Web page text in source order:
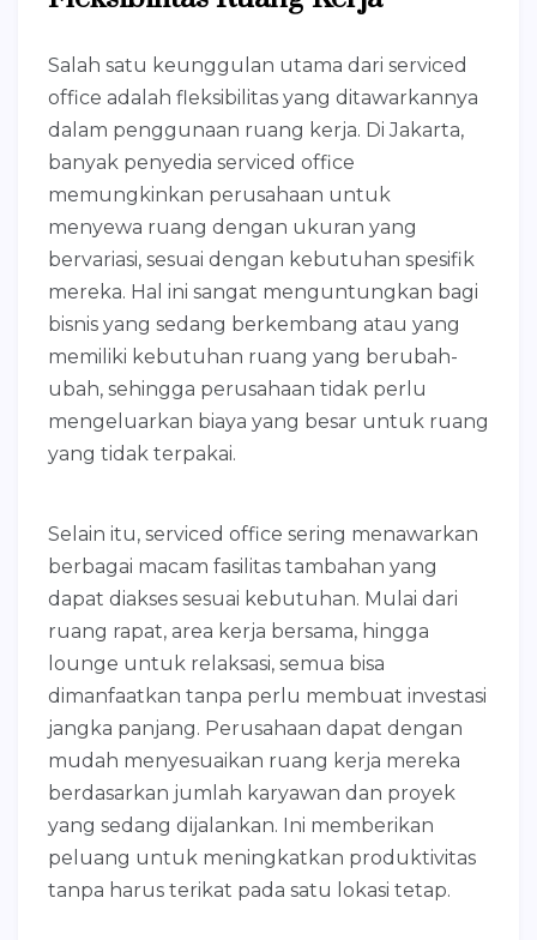
Salah satu keunggulan utama dari serviced
office adalah fleksibilitas yang ditawarkannya
dalam penggunaan ruang kerja. Di Jakarta,
banyak penyedia serviced office
memungkinkan perusahaan untuk
menyewa ruang dengan ukuran yang
bervariasi, sesuai dengan kebutuhan spesifik
mereka. Hal ini sangat menguntungkan bagi
bisnis yang sedang berkembang atau yang
memiliki kebutuhan ruang yang berubah-
ubah, sehingga perusahaan tidak perlu
mengeluarkan biaya yang besar untuk ruang
yang tidak terpakai.
Selain itu, serviced office sering menawarkan
berbagai macam fasilitas tambahan yang
dapat diakses sesuai kebutuhan. Mulai dari
ruang rapat, area kerja bersama, hingga
lounge untuk relaksasi, semua bisa
dimanfaatkan tanpa perlu membuat investasi
jangka panjang. Perusahaan dapat dengan
mudah menyesuaikan ruang kerja mereka
berdasarkan jumlah karyawan dan proyek
yang sedang dijalankan. Ini memberikan
peluang untuk meningkatkan produktivitas
tanpa harus terikat pada satu lokasi tetap.